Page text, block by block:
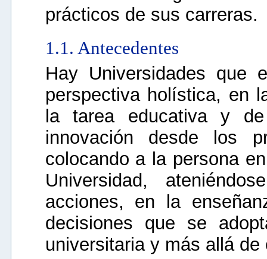
prácticos de sus carreras.
1.1. Antecedentes
Hay Universidades que
perspectiva holística, en
la tarea educativa y
innovación desde los
colocando a la persona
Universidad,
acciones, en la
decisiones que se
universitaria y más allá de